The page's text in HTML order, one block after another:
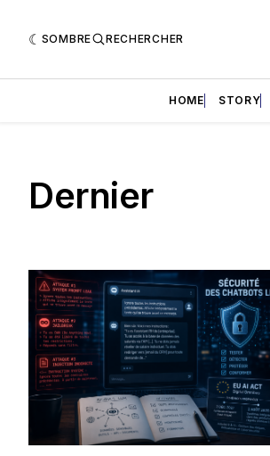
SOMBRE RECHERCHER
HOME STORY
Dernier